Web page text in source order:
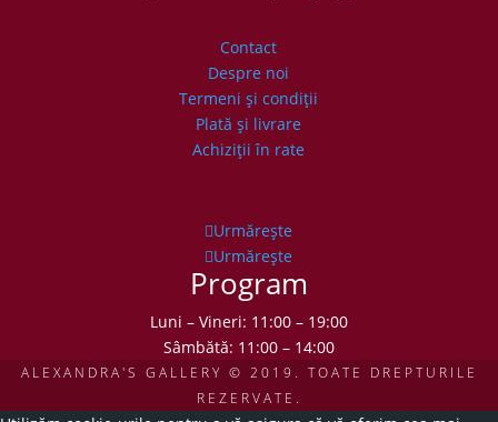
Contact
Despre noi
Termeni şi condiţii
Plată şi livrare
Achiziţii în rate
Urmărește
Urmărește
Program
Luni – Vineri: 11:00 – 19:00
Sâmbătă: 11:00 – 14:00
ALEXANDRA'S GALLERY © 2019. TOATE DREPTURILE
REZERVATE.